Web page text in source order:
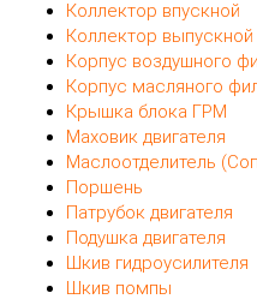
Коллектор впускной
Коллектор выпускной
Корпус воздушного
Корпус масляного
Крышка блока ГРМ
Маховик двигателя
Маслоотделитель
Поршень
Патрубок двигателя
Подушка двигателя
Шкив гидроусилителя
Шкив помпы